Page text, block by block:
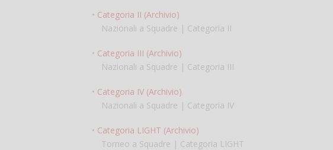
• Categoria II (Archivio)
Nazionali a Squadre | Categoria II
• Categoria III (Archivio)
Nazionali a Squadre | Categoria III
• Categoria IV (Archivio)
Nazionali a Squadre | Categoria IV
• Categoria LIGHT (Archivio)
Torneo a Squadre | Categoria LIGHT